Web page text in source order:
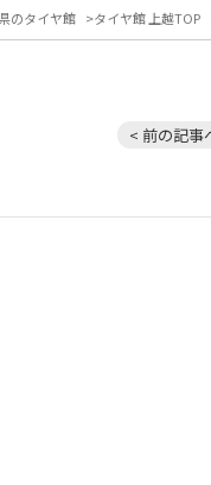
のタイヤ館 タイヤ館 上越TOP
< 前の記事